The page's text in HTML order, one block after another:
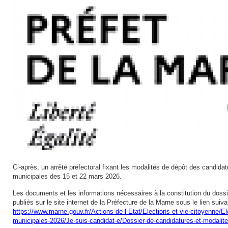
Ci-après, un arrêté préfectoral fixant les modalités de dépôt des
municipales des 15 et 22 mars 2026.
Les documents et les informations nécessaires à la constitution du
publiés sur le site internet de la Préfecture de la Marne sous le lien
https://www.marne.gouv.fr/Actions-de-l-Etat/Elections-et-vie-citoyenne/
municipales-2026/Je-suis-candidat-e/Dossier-de-candidatures-et-